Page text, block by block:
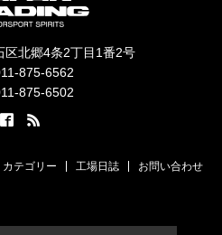
区北郷4条2丁目1番2号
875-6562
875-6502
カテゴリー 工場日誌 お問い合わせ